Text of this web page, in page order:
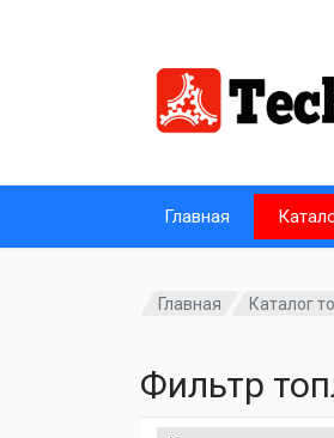
Главная
Главная Каталог
Фильтр